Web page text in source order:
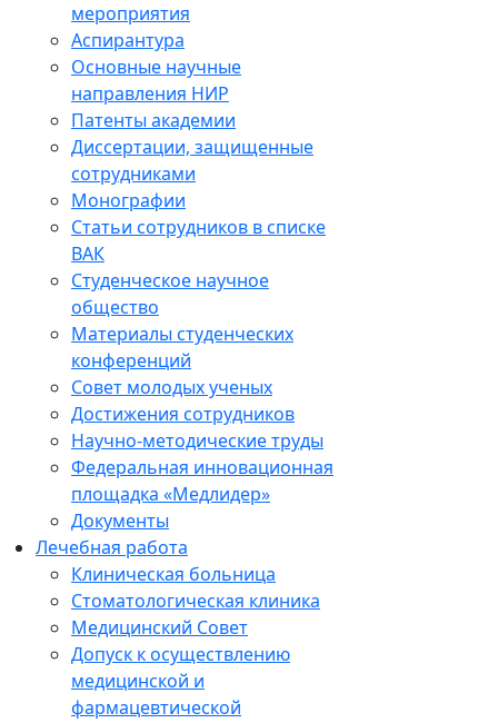
мероприятия
Аспирантура
Основные научные
направления НИР
Патенты академии
Диссертации, защищенные
сотрудниками
Монографии
Статьи сотрудников в списке
ВАК
Студенческое научное
общество
Материалы студенческих
конференций
Совет молодых ученых
Достижения сотрудников
Научно-методические труды
Федеральная инновационная
площадка «Медлидер»
Документы
Лечебная работа
Клиническая больница
Стоматологическая клиника
Медицинский Совет
Допуск к осуществлению
медицинской и
фармацевтической